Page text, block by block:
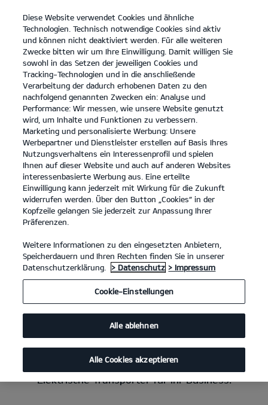
open
menu
KONTAKT
Kia PV5 Passenger Elektromotor, 120 kW, FWD, 71,2-kWh-Batterie
(Strom/Reduktionsgetriebe); 120 kW (163 PS): Stromverbrauch
kombiniert 19,3 kWh/100 km; CO₂-Emissionen kombiniert 0 g/km; CO₂-
Klasse A. Bis zu 412 km Reichweite.
Pleos App Market ist aktuell noch nicht in Deutschland verfügbar.
Die Kia PBV Modelle.
Elektrische Transporter für Ihr Business.
Diese Website verwendet Cookies und ähnliche
Technologien. Technisch notwendige Cookies sind aktiv
und können nicht deaktiviert werden. Für alle weiteren
Zwecke bitten wir um Ihre Einwilligung. Damit willigen Sie
sowohl in das Setzen der jeweiligen Cookies und
Tracking-Technologien und in die anschließende
Verarbeitung der dadurch erhobenen Daten zu den
nachfolgend genannten Zwecken ein: Analyse und
Performance: Wir messen, wie unsere Website genutzt
wird, um Inhalte und Funktionen zu verbessern.
Marketing und personalisierte Werbung: Unsere
Werbepartner und Dienstleister erstellen auf Basis Ihres
Nutzungsverhaltens ein Interessenprofil und spielen
Ihnen auf dieser Website und auch auf anderen Websites
interessenbasierte Werbung aus. Eine erteilte
Einwilligung kann jederzeit mit Wirkung für die Zukunft
widerrufen werden. Über den Button „Cookies“ in der
Kopfzeile gelangen Sie jederzeit zur Anpassung Ihrer
Präferenzen.
Weitere Informationen zu den eingesetzten Anbietern,
Speicherdauern und Ihren Rechten finden Sie in unserer
Datenschutzerklärung.
> Datenschutz > Impressum
Cookie-Einstellungen
Alle ablehnen
Alle Cookies akzeptieren